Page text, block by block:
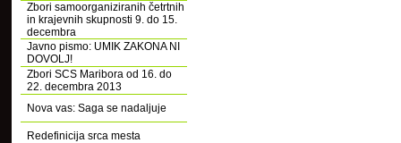
Zbori samoorganiziranih četrtnih
in krajevnih skupnosti 9. do 15.
decembra
Javno pismo: UMIK ZAKONA NI
DOVOLJ!
Zbori SCS Maribora od 16. do
22. decembra 2013
Nova vas: Saga se nadaljuje
Redefinicija srca mesta